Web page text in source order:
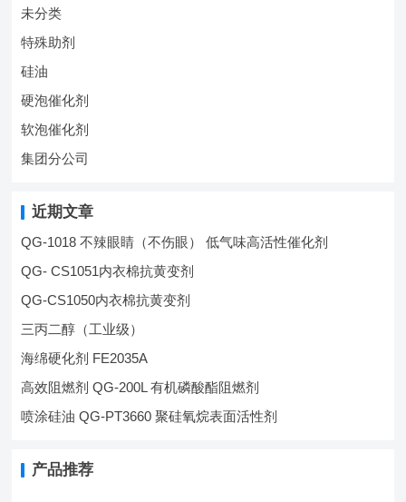
未分类
特殊助剂
硅油
硬泡催化剂
软泡催化剂
集团分公司
近期文章
QG-1018 不辣眼睛（不伤眼） 低气味高活性催化剂
QG- CS1051内衣棉抗黄变剂
QG-CS1050内衣棉抗黄变剂
三丙二醇（工业级）
海绵硬化剂 FE2035A
高效阻燃剂 QG-200L 有机磷酸酯阻燃剂
喷涂硅油 QG-PT3660 聚硅氧烷表面活性剂
产品推荐